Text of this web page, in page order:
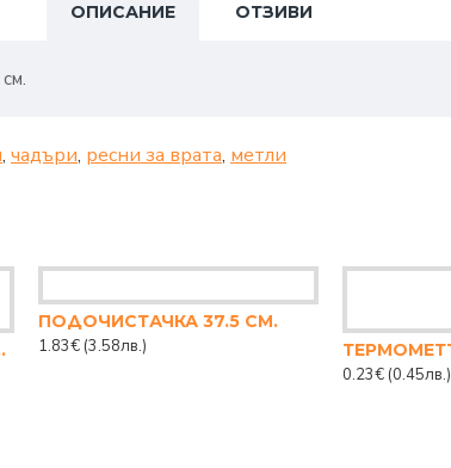
ОПИСАНИЕ ОТЗИВИ
, чадъри, ресни за врата, метли
ПОДОЧИСТАЧКА 37.5 СМ.
1.83€ (3.58лв.)
0.23€ (0.45лв.)